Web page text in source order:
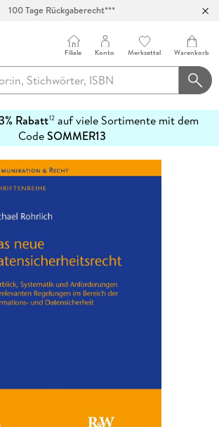
100 Tage Rückgaberecht***
Filiale Konto Merkzettel Warenkorb
Rabatt12auf viele Sortimente mit dem
CodeSOMMER13